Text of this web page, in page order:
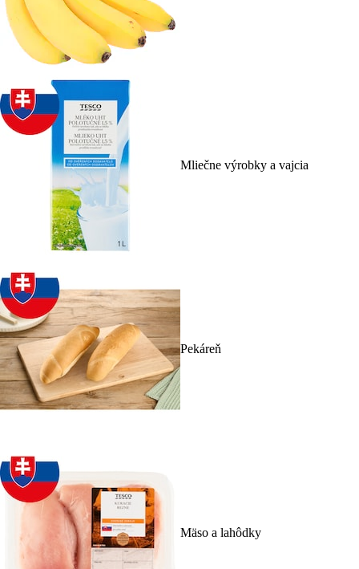
Mliečne výrobky a vajcia
Pekáreň
Mäso a lahôdky